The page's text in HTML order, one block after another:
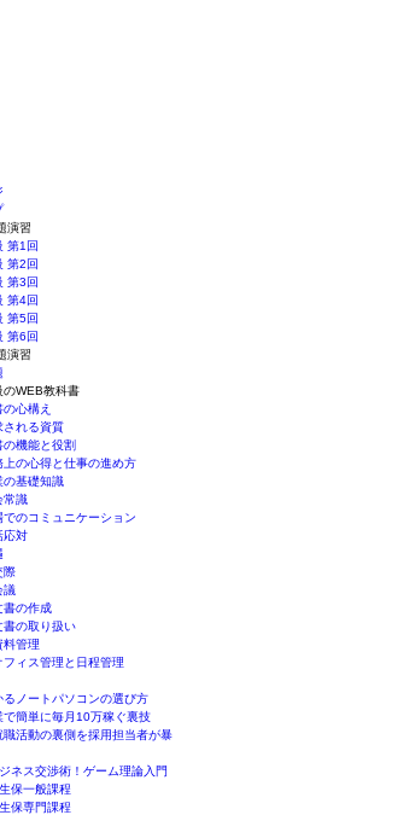
演習
第1回
第2回
第3回
第4回
第5回
第6回
演習
のWEB教科書
心構え
れる資質
機能と役割
の心得と仕事の進め方
基礎知識
識
のコミュニケーション
対
際
議
の作成
の取り扱い
管理
ィス管理と日程管理
るノートパソコンの選び方
で簡単に毎月10万稼ぐ裏技
職活動の裏側を採用担当者が暴
ネス交渉術！ゲーム理論入門
保一般課程
保専門課程